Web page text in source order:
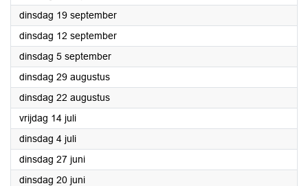
dinsdag 19 september2023
dinsdag 12 september2023
dinsdag 5 september2023
dinsdag 29 augustus2023
dinsdag 22 augustus2023
vrijdag 14 juli2023
dinsdag 4 juli2023
dinsdag 27 juni2023
dinsdag 20 juni2023